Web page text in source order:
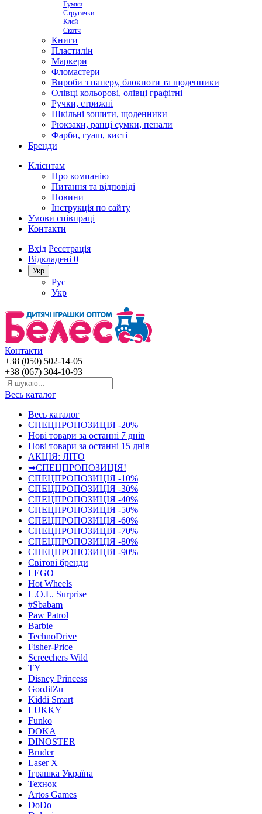
Гумки
Стругачки
Клей
Скотч
Книги
Пластилін
Маркери
Фломастери
Вироби з паперу, блокноти та щоденники
Олівці кольорові, олівці графітні
Ручки, стрижні
Шкільні зошити, щоденники
Рюкзаки, ранці сумки, пенали
Фарби, гуаш, кисті
Бренди
Клієнтам
Про компанію
Питання та відповіді
Новини
Інструкція по сайту
Умови співпраці
Контакти
Вхід Реєстрація
Відкладені 0
Укр
Рус
Укр
Контакти
+38 (050) 502-14-05
+38 (067) 304-10-93
Весь каталог
Весь каталог
СПЕЦПРОПОЗИЦІЯ -20%
Нові товари за останнi 7 днiв
Нові товари за останнi 15 днiв
АКЦІЯ: ЛІТО
➥СПЕЦПРОПОЗИЦІЯ!
СПЕЦПРОПОЗИЦІЯ -10%
СПЕЦПРОПОЗИЦІЯ -30%
СПЕЦПРОПОЗИЦІЯ -40%
СПЕЦПРОПОЗИЦІЯ -50%
СПЕЦПРОПОЗИЦІЯ -60%
СПЕЦПРОПОЗИЦІЯ -70%
СПЕЦПРОПОЗИЦІЯ -80%
СПЕЦПРОПОЗИЦІЯ -90%
Світові бренди
LEGO
Hot Wheels
L.O.L. Surprise
#Sbabam
Paw Patrol
Barbie
TechnoDrive
Fisher-Price
Screechers Wild
TY
Disney Princess
GooJitZu
Kiddi Smart
LUKKY
Funko
DOKA
DINOSTER
Bruder
Laser X
Іграшка Україна
Технок
Artos Games
DoDo